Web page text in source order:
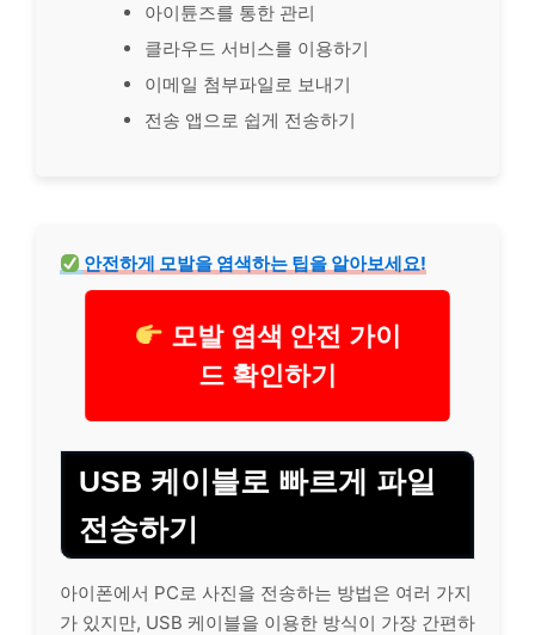
아이튠즈를 통한 관리
클라우드 서비스를 이용하기
이메일 첨부파일로 보내기
전송 앱으로 쉽게 전송하기
안전하게 모발을 염색하는 팁을 알아보세요!
모발 염색 안전 가이
드 확인하기
USB 케이블로 빠르게 파일
전송하기
아이폰에서 PC로 사진을 전송하는 방법은 여러 가지
가 있지만, USB 케이블을 이용한 방식이 가장 간편하